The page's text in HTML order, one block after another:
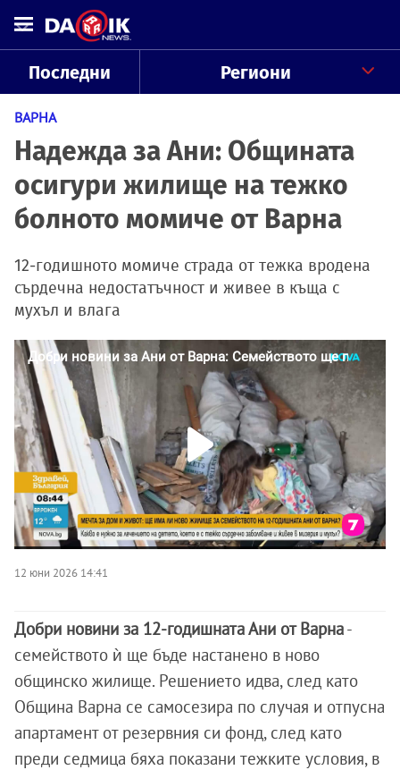
Последни Региони
ВАРНА
Надежда за Ани: Общината
осигури жилище на тежко
болното момиче от Варна
12-годишното момиче страда от тежка вродена
сърдечна недостатъчност и живее в къща с
мухъл и влага
12 юни 2026 14:41
Добри новини за 12-годишната Ани от Варна-
семейството ѝ ще бъде настанено в ново
общинско жилище. Решението идва, след като
Община Варна се самосезира по случая и отпусна
апартамент от резервния си фонд, след като
преди седмица бяха показани тежките условия, в